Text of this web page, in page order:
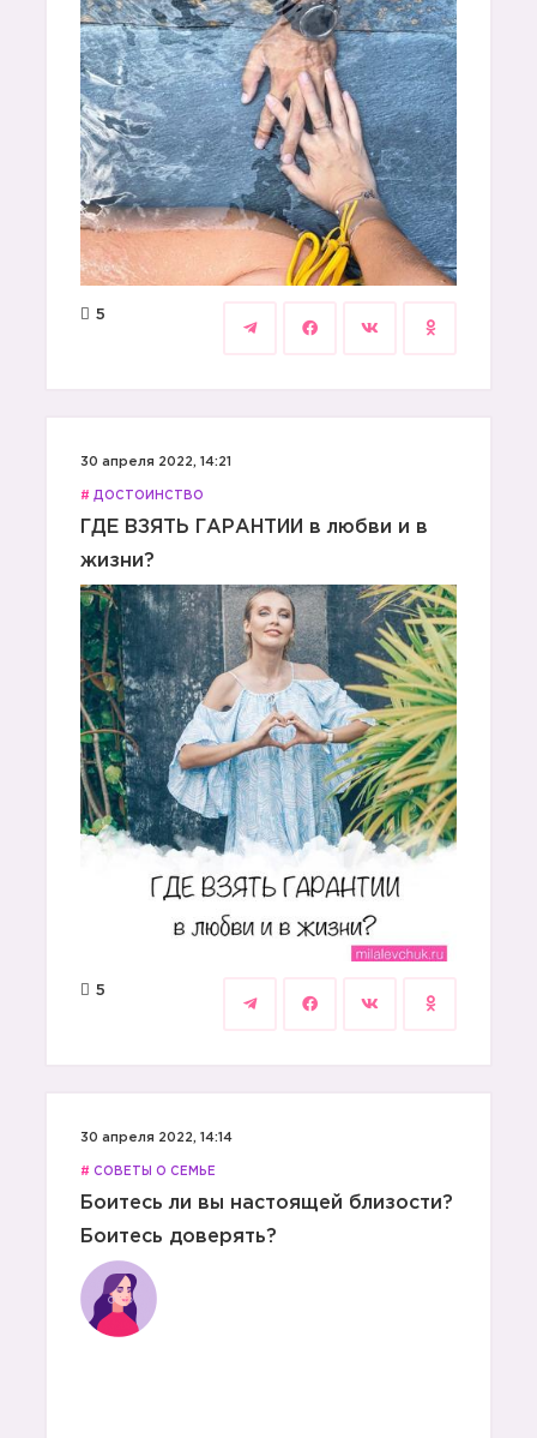
5
30 апреля 2022, 14:21
# ДОСТОИНСТВО
ГДЕ ВЗЯТЬ ГАРАНТИИ в любви и в
жизни?
5
30 апреля 2022, 14:14
# СОВЕТЫ О СЕМЬЕ
Боитесь ли вы настоящей близости?
Боитесь доверять?